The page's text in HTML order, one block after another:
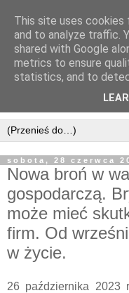
Blog o
etyka w
Prywatny blog autorski
sobota, 28 czerwca
Nowa broń w
gospodarczą.
może mieć
firm. Od
w życie.
26 października 2023
This site uses
and to analyze traffic.
shared with Google
metrics to ensure
statistics, and to